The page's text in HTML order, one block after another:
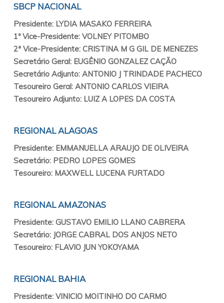
SBCP NACIONAL
Presidente: LYDIA MASAKO FERREIRA
1º Vice-Presidente: VOLNEY PITOMBO
2ª Vice-Presidente: CRISTINA M G GIL DE MENEZES
Secretário Geral: EUGÊNIO GONZALEZ CAÇÃO
Secretário Adjunto: ANTONIO J TRINDADE PACHECO
Tesoureiro Geral: ANTONIO CARLOS VIEIRA
Tesoureiro Adjunto: LUIZ A LOPES DA COSTA
REGIONAL ALAGOAS
Presidente: EMMANUELLA ARAUJO DE OLIVEIRA
Secretário: PEDRO LOPES GOMES
Tesoureiro: MAXWELL LUCENA FURTADO
REGIONAL AMAZONAS
Presidente: GUSTAVO EMILIO LLANO CABRERA
Secretário: JORGE CABRAL DOS ANJOS NETO
Tesoureiro: FLAVIO JUN YOKOYAMA
REGIONAL BAHIA
Presidente: VINICIO MOITINHO DO CARMO